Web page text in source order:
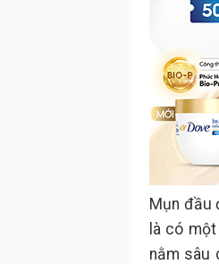
Mụn đầu
là có
nằm sâu